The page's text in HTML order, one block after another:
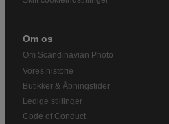
Om os
Om Scandinavian Photo
Vores historie
Butikker & Åbningstider
Ledige stillinger
Code of Conduct